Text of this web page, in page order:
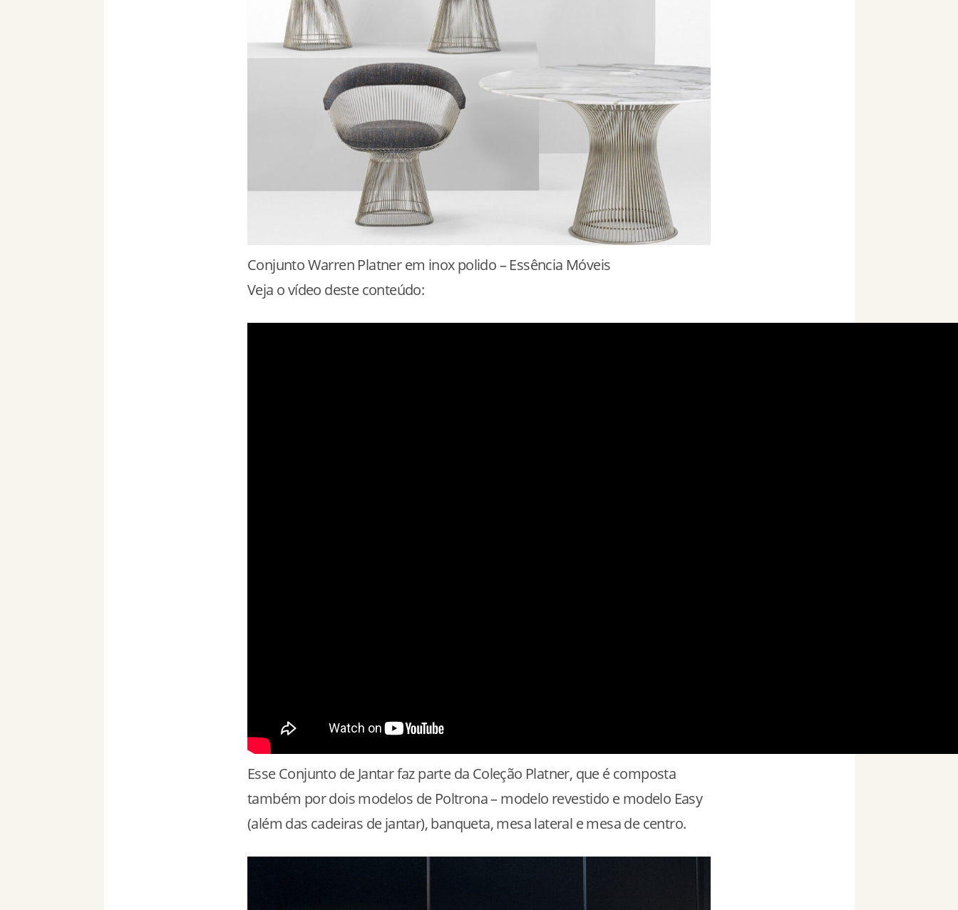
Conjunto Warren Platner em inox polido – Essência Móveis
Veja o vídeo deste conteúdo:
Esse Conjunto de Jantar faz parte da Coleção Platner, que é composta
também por dois modelos de Poltrona – modelo revestido e modelo Easy
(além das cadeiras de jantar), banqueta, mesa lateral e mesa de centro.